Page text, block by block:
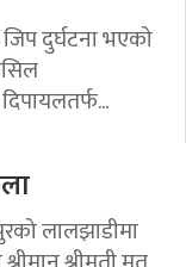
दुर्घटना भएको
लालझाडीमा